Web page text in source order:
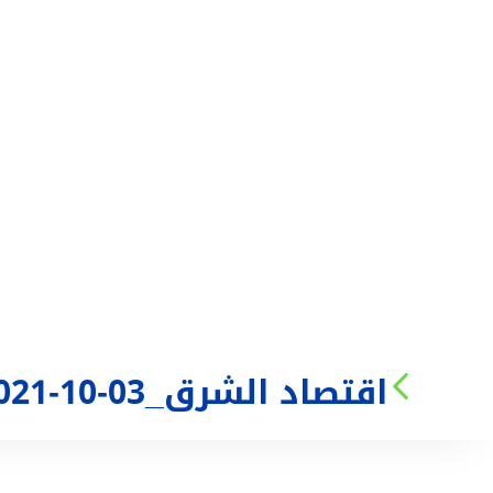
اقتصاد الشرق_03-10-2021